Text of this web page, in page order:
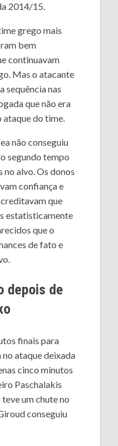
2014/15.
grego mais
bem
continuavam
Mas o atacante
sequência nas
que não era
ataque do time.
não conseguiu
segundo tempo
alvo. Os donos
confiança e
que
estatisticamente
que o
de fato e
depois de
finais para
ataque deixada
cinco minutos
Paschalakis
um chute no
conseguiu